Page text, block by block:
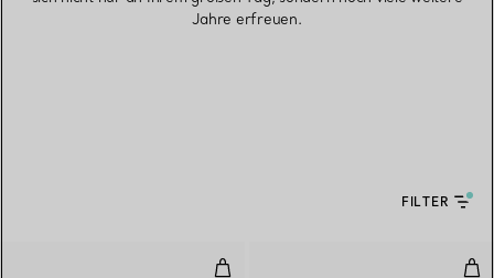
Jahre erfreuen.
FILTER
Smile Ohrringe in Gelbgold, Mini